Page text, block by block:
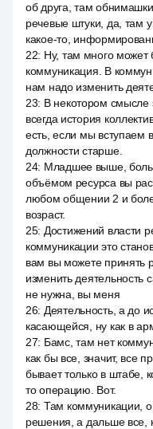
об друга, там обнимашки
речевые штуки, да, там
какое-то,
22: Ну, там много может
коммуникация. В
нам надо изменить
23: В некотором смысле
всегда история
есть, если мы вступаем
должности старше.
24: Младшее выше,
объёмом ресурса вы
любом общении 2 и
возраст.
25: Достижений власти
коммуникации это
вам вы можете принять
изменить деятельность
не нужна, вы меня
26: Деятельность, а до
касающейся, ну как в
27: Бамс, там нет
как бы все, значит, все
бывает только в штабе,
то операцию. Вот.
28: Там коммуникации,
решения, а дальше все,